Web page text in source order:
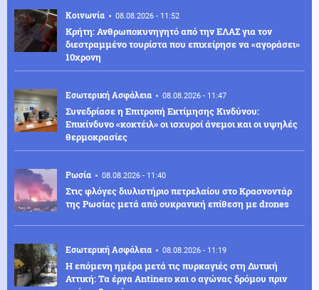
Κοινωνία 08.08.2026 - 11:52
Κρήτη: Ανθρωποκυνηγητό από την ΕΛΑΣ για τον
διεστραμμένο τουρίστα που επιχείρησε να «αγοράσει»
10χρονη
Εσωτερική Ασφάλεια 08.08.2026 - 11:47
Συνεδρίασε η Επιτροπή Εκτίμησης Κινδύνου:
Επικίνδυνο «κοκτέιλ» οι ισχυροί άνεμοι και οι υψηλές
θερμοκρασίες
Ρωσία 08.08.2026 - 11:40
Στις φλόγες διυλιστήριο πετρελαίου στο Κρασνοντάρ
της Ρωσίας μετά από ουκρανική επίθεση με drones
Εσωτερική Ασφάλεια 08.08.2026 - 11:19
Η επόμενη ημέρα μετά τις πυρκαγιές στη Δυτική
Αττική: Τα έργα Antinero και ο αγώνας δρόμου πριν